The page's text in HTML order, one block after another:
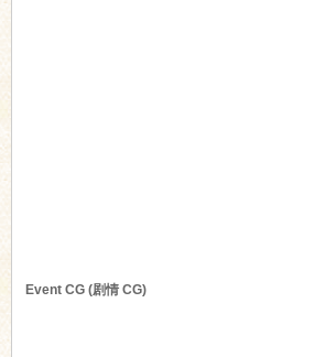
Event CG (剧情 CG)